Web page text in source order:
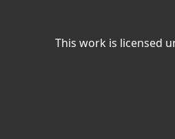
This work is licensed